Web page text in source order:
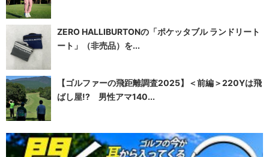
ZERO HALLIBURTONの「ポケッタブル ランドリート
ート」（非売品）を...
【ゴルファーの飛距離調査2025】＜前編＞220Yは飛
ばし屋!? 男性アマ140...